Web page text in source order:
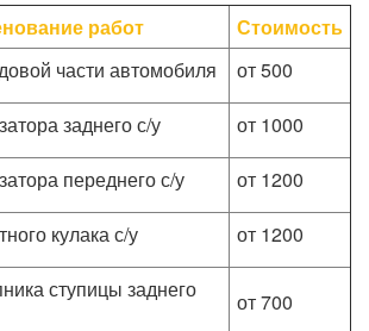
работ
Стоимость
части автомобиля
от 500
заднего с/у
от 1000
переднего с/у
от 1200
кулака с/у
от 1200
ступицы заднего
от 700